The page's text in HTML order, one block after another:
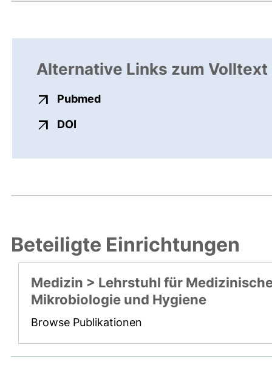
Alternative Links zum Volltext
Pubmedexterner Link, öffnet neues
DOI
Beteiligte Einrichtungen
Medizin > Lehrstuhl für
Mikrobiologie und Hygiene
Browse Publikationen